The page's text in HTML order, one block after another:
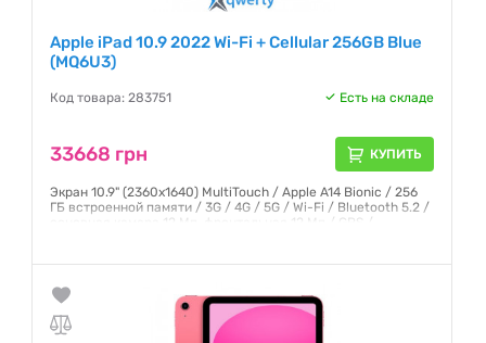
Apple iPad 10.9 2022 Wi-Fi + Cellular 256GB Blue
(MQ6U3)
Код товара: 283751 Есть на складе
33668 грн КУПИТЬ
Экран 10.9" (2360x1640) MultiTouch / Apple A14 Bionic / 256
ГБ встроенной памяти / 3G / 4G / 5G / Wi-Fi / Bluetooth 5.2 /
основная камера 12 Мп, фронтальная 12 Мп / GPS /
Гарантия:6 месяцев